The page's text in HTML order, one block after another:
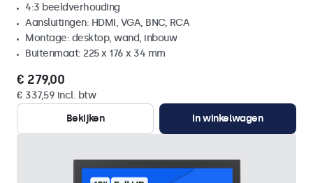
4:3 beeldverhouding
Aansluitingen: HDMI, VGA, BNC, RCA
Montage: desktop, wand, inbouw
Buitenmaat: 225 x 176 x 34 mm
€ 279,00
€ 337,59 incl. btw
Bekijken
In winkelwagen